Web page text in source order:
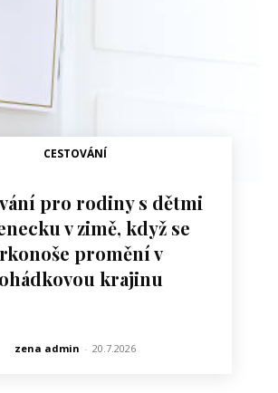
CESTOVÁNÍ
pro rodiny s dětmi
v zimě, když se
promění v
krajinu
zena admin - 20.7.2026